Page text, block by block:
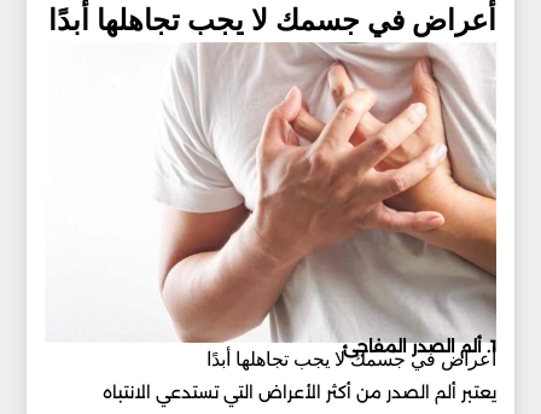
أعراض في جسمك لا يجب تجاهلها أبدًا
أعراض في جسمك لا يجب تجاهلها أبدًا
1. ألم الصدر المفاجئ
يعتبر ألم الصدر من أكثر الأعراض التي تستدعي الانتباه